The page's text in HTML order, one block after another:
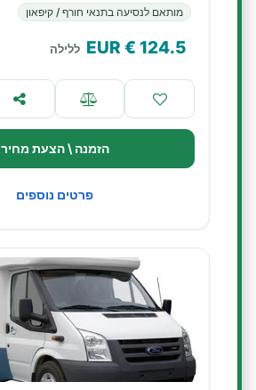
מותאם לנסיעה בתנאי חורף / קיפאון
124.5
€ EUR ללילה
הזמנה \ הצעת מחיר
פרטים נוספים